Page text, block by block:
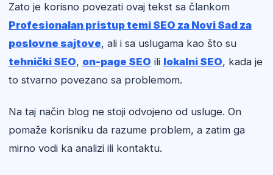
Zato je korisno povezati ovaj tekst sa člankom
Profesionalan pristup temi SEO za Novi Sad za
poslovne sajtove, ali i sa uslugama kao što su
tehnički SEO, on-page SEO ili lokalni SEO, kada je
to stvarno povezano sa problemom.
Na taj način blog ne stoji odvojeno od usluge. On
pomaže korisniku da razume problem, a zatim ga
mirno vodi ka analizi ili kontaktu.